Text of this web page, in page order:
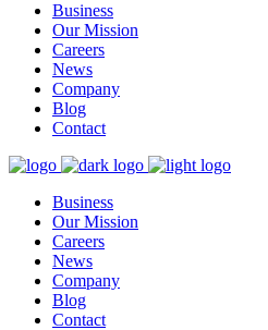
Business
Our Mission
Careers
News
Company
Blog
Contact
Business
Our Mission
Careers
News
Company
Blog
Contact